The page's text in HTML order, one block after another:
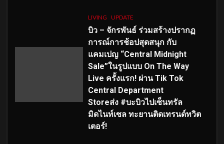
LIVING UPDATE
บิว – จักรพันธ์ ร่วมสร้างปรากฏ
การณ์การช้อปสุดสนุก กับ
แคมเปญ “Central Midnight
Sale”ในรูปแบบ On The Way
Live ครั้งแรก! ผ่าน Tik Tok
Central Department
Storeส่ง #บะบิวไปเซ็นทรัล
มิดไนท์เซล ทะยานติดเทรนด์ทวิต
เตอร์!